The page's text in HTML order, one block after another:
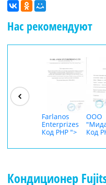
Нас рекомендуют
Farlanos
Enterprizes
Код PHP ">
ООО
Код
Кондиционер